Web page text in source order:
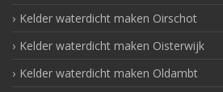
Kelder waterdicht maken Oirschot
Kelder waterdicht maken Oisterwijk
Kelder waterdicht maken Oldambt